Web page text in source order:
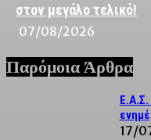
στον μεγάλο τελικό!
07/08/2026
Παρόμοια Άρθρα
17/